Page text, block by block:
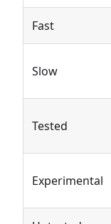
Fast
Slow
Tested
Experimental